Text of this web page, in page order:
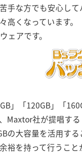
手な方でも安心し
高くなっています
ェアです。
」「120GB」「
Maxtor社が提唱す
の大容量を活用す
を持って行うこと